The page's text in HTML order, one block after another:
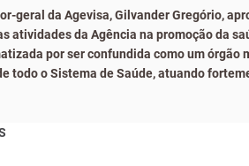
geral da Agevisa, Gilvander Gregório,
atividades da Agência na promoção da
por ser confundida como um
todo o Sistema de Saúde, atuando